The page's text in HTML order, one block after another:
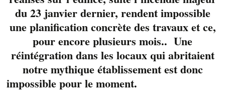
Francois Glaude, July
Verdon et Vincent
Moquin. Trois voix et
une guitare. Des
harmonies vocales
du 23 janvier dernier, rendent impossible
une planification concrète des travaux et ce,
pour encore plusieurs mois.. Une
réintégration dans les locaux qui abritaient
notre mythique établissement est donc
impossible pour le moment.